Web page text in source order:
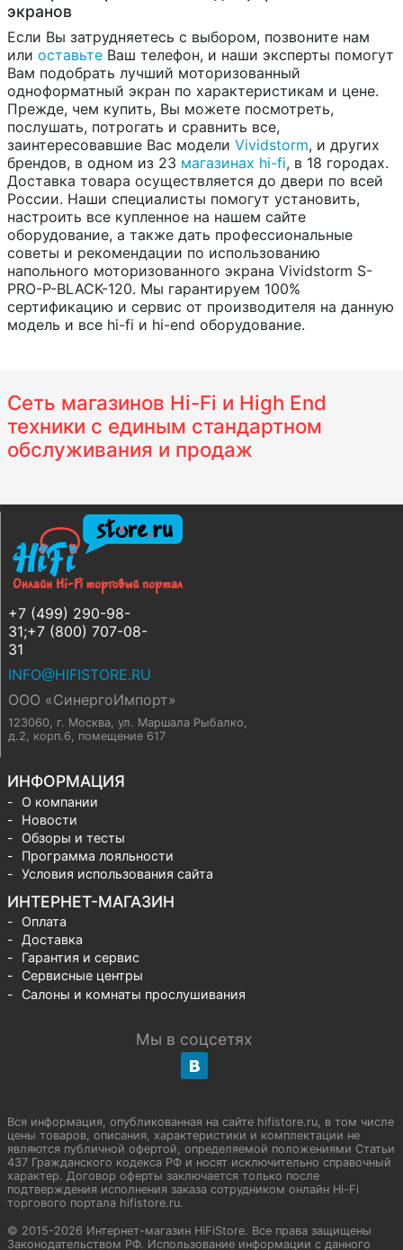
экранов
Если Вы затрудняетесь с выбором, позвоните нам
или оставьте Ваш телефон, и наши эксперты помогут
Вам подобрать лучший моторизованный
одноформатный экран по характеристикам и цене.
Прежде, чем купить, Вы можете посмотреть,
послушать, потрогать и сравнить все,
заинтересовавшие Вас модели Vividstorm, и других
брендов, в одном из 23 магазинах hi-fi, в 18 городах.
Доставка товара осуществляется до двери по всей
России. Наши специалисты помогут установить,
настроить все купленное на нашем сайте
оборудование, а также дать профессиональные
советы и рекомендации по использованию
напольного моторизованного экрана Vividstorm S-
PRO-P-BLACK-120. Мы гарантируем 100%
сертификацию и сервис от производителя на данную
модель и все hi-fi и hi-end оборудование.
Сеть магазинов Hi-Fi и High End
техники с единым стандартном
обслуживания и продаж
+7 (499) 290-98-
31;+7 (800) 707-08-
31
INFO@HIFISTORE.RU
ООО «СинергоИмпорт»
123060, г. Москва, ул. Маршала Рыбалко,
д.2, корп.6, помещение 617
ИНФОРМАЦИЯ
О компании
Новости
Обзоры и тесты
Программа лояльности
Условия использования сайта
ИНТЕРНЕТ-МАГАЗИН
Оплата
Доставка
Гарантия и сервис
Сервисные центры
Салоны и комнаты прослушивания
Мы в соцсетях
Вся информация, опубликованная на сайте hifistore.ru, в том числе
цены товаров, описания, характеристики и комплектации не
являются публичной офертой, определяемой положениями Статьи
437 Гражданского кодекса РФ и носят исключительно справочный
характер. Договор оферты заключается только после
подтверждения исполнения заказа сотрудником онлайн Hi-Fi
торгового портала hifistore.ru.
© 2015-2026 Интернет-магазин HiFiStore. Все права защищены
Законодательством РФ. Использование информации с данного